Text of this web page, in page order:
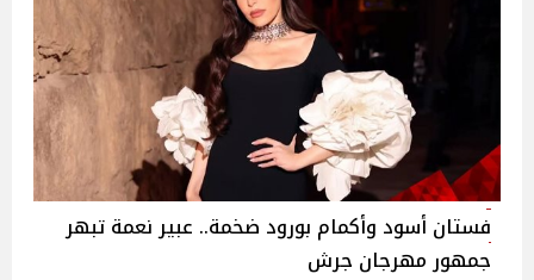
فستان أسود وأكمام بورود ضخمة.. عبير نعمة تبهر
جمهور مهرجان جرش